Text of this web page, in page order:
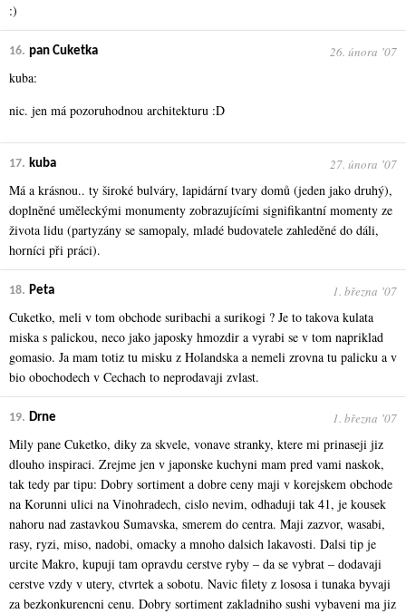
:)
16. pan Cuketka 26. února ʼ07
kuba:
nic. jen má pozoruhodnou architekturu :D
17. kuba 27. února ʼ07
Má a krásnou.. ty široké bulváry, lapidární tvary domů (jeden jako druhý),
doplněné uměleckými monumenty zobrazujícími signifikantní momenty ze
života lidu (partyzány se samopaly, mladé budovatele zahleděné do dáli,
horníci při práci).
18. Peta 1. března ʼ07
Cuketko, meli v tom obchode suribachi a surikogi ? Je to takova kulata
miska s palickou, neco jako japosky hmozdir a vyrabi se v tom napriklad
gomasio. Ja mam totiz tu misku z Holandska a nemeli zrovna tu palicku a v
bio obochodech v Cechach to neprodavaji zvlast.
19. Drne 1. března ʼ07
Mily pane Cuketko, diky za skvele, vonave stranky, ktere mi prinaseji jiz
dlouho inspiraci. Zrejme jen v japonske kuchyni mam pred vami naskok,
tak tedy par tipu: Dobry sortiment a dobre ceny maji v korejskem obchode
na Korunni ulici na Vinohradech, cislo nevim, odhaduji tak 41, je kousek
nahoru nad zastavkou Sumavska, smerem do centra. Maji zazvor, wasabi,
rasy, ryzi, miso, nadobi, omacky a mnoho dalsich lakavosti. Dalsi tip je
urcite Makro, kupuji tam opravdu cerstve ryby – da se vybrat – dodavaji
cerstve vzdy v utery, ctvrtek a sobotu. Navic filety z lososa i tunaka byvaji
za bezkonkurencni cenu. Dobry sortiment zakladniho sushi vybaveni ma jiz